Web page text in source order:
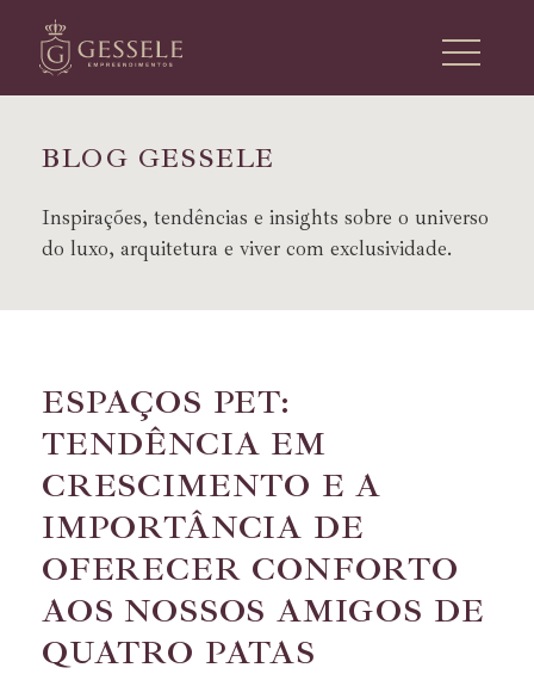
BLOG GESSELE
Inspirações, tendências e insights sobre o universo
do luxo, arquitetura e viver com exclusividade.
ESPAÇOS PET:
TENDÊNCIA EM
CRESCIMENTO E A
IMPORTÂNCIA DE
OFERECER CONFORTO
AOS NOSSOS AMIGOS DE
QUATRO PATAS